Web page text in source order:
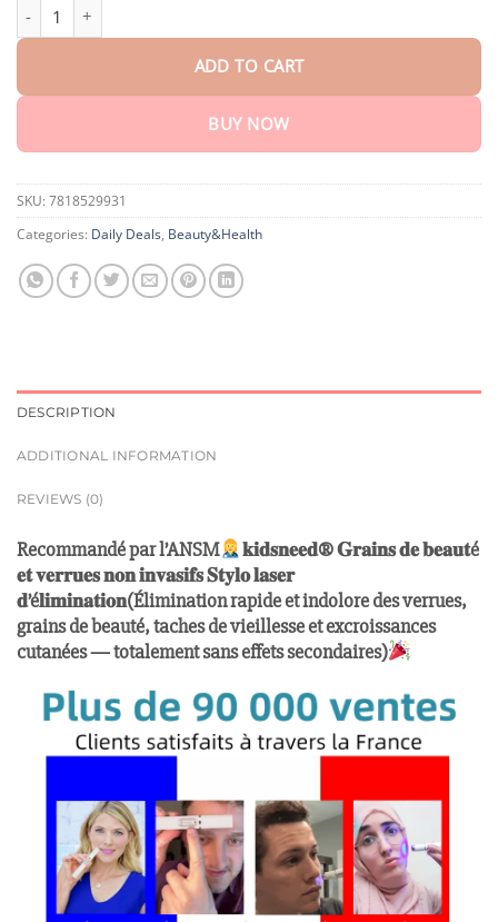
ADD TO CART
BUY NOW
SKU: 7818529931
Categories: Daily Deals, Beauty&Health
DESCRIPTION
ADDITIONAL INFORMATION
REVIEWS (0)
Recommandé par l’ANSM
𝐤𝐢𝐝𝐬𝐧𝐞𝐞𝐝® 𝐆𝐫𝐚𝐢𝐧𝐬 𝐝𝐞 𝐛𝐞𝐚𝐮𝐭é
𝐞𝐭 𝐯𝐞𝐫𝐫𝐮𝐞𝐬 𝐧𝐨𝐧 𝐢𝐧𝐯𝐚𝐬𝐢𝐟𝐬 𝐒𝐭𝐲𝐥𝐨 𝐥𝐚𝐬𝐞𝐫
𝐝’é𝐥𝐢𝐦𝐢𝐧𝐚𝐭𝐢𝐨𝐧(Élimination rapide et indolore des verrues,
grains de beauté, taches de vieillesse et excroissances
cutanées — totalement sans effets secondaires)